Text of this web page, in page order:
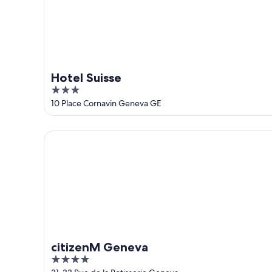
Hotel Suisse
3
out
of
5
10 Place Cornavin Geneva GE
citizenM Geneva
4
citizenM Geneva